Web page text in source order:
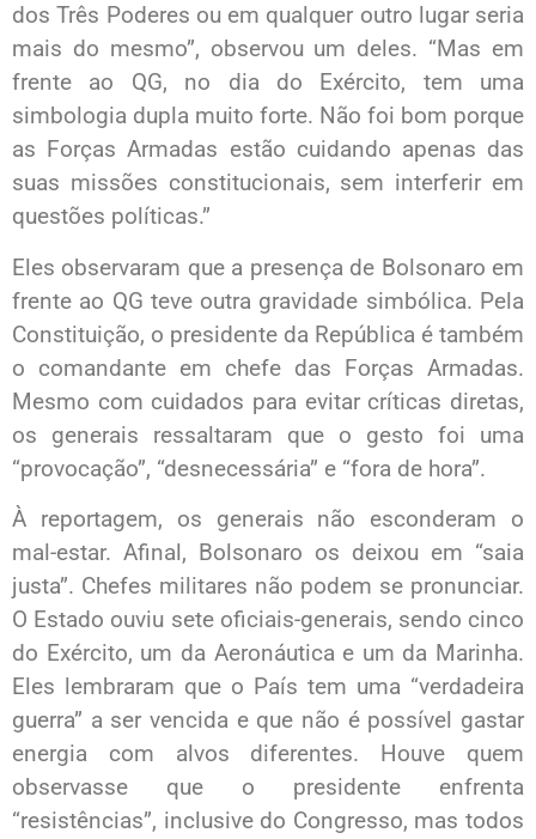
dos Três Poderes ou em qualquer outro lugar seria
mais do mesmo”, observou um deles. “Mas em
frente ao QG, no dia do Exército, tem uma
simbologia dupla muito forte. Não foi bom porque
as Forças Armadas estão cuidando apenas das
suas missões constitucionais, sem interferir em
questões políticas.”
Eles observaram que a presença de Bolsonaro em
frente ao QG teve outra gravidade simbólica. Pela
Constituição, o presidente da República é também
o comandante em chefe das Forças Armadas.
Mesmo com cuidados para evitar críticas diretas,
os generais ressaltaram que o gesto foi uma
“provocação”, “desnecessária” e “fora de hora”.
À reportagem, os generais não esconderam o
mal-estar. Afinal, Bolsonaro os deixou em “saia
justa”. Chefes militares não podem se pronunciar.
O Estado ouviu sete oficiais-generais, sendo cinco
do Exército, um da Aeronáutica e um da Marinha.
Eles lembraram que o País tem uma “verdadeira
guerra” a ser vencida e que não é possível gastar
energia com alvos diferentes. Houve quem
observasse que o presidente enfrenta
“resistências”, inclusive do Congresso, mas todos